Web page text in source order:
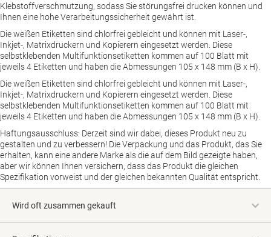
Klebstoffverschmutzung, sodass Sie störungsfrei drucken können und
Ihnen eine hohe Verarbeitungssicherheit gewährt ist.
Die weißen Etiketten sind chlorfrei gebleicht und können mit Laser-,
Inkjet-, Matrixdruckern und Kopierern eingesetzt werden. Diese
selbstklebenden Multifunktionsetiketten kommen auf 100 Blatt mit
jeweils 4 Etiketten und haben die Abmessungen 105 x 148 mm (B x H).
Die weißen Etiketten sind chlorfrei gebleicht und können mit Laser-,
Inkjet-, Matrixdruckern und Kopierern eingesetzt werden. Diese
selbstklebenden Multifunktionsetiketten kommen auf 100 Blatt mit
jeweils 4 Etiketten und haben die Abmessungen 105 x 148 mm (B x H).
Haftungsausschluss: Derzeit sind wir dabei, dieses Produkt neu zu
gestalten und zu verbessern! Die Verpackung und das Produkt, das Sie
erhalten, kann eine andere Marke als die auf dem Bild gezeigte haben,
aber wir können Ihnen versichern, dass das Produkt die gleichen
Spezifikation vorweist und der gleichen bekannten Qualität entspricht.
Wird oft zusammen gekauft